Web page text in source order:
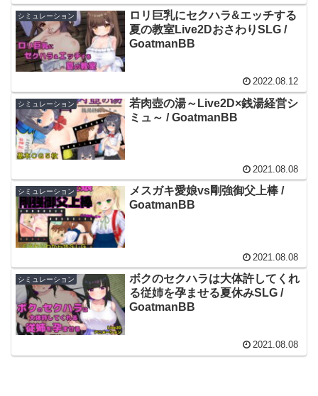
シミュレーション
ロリ巨乳にセクハラ&エッチする
夏の教室Live2DおさわりSLG /
GoatmanBB
2022.08.12
シミュレーション
若肉壺の湯～Live2D×銭湯経営シ
ミュ～ / GoatmanBB
2021.08.08
シミュレーション
メスガキ愛娘vs剛強御父上棒 /
GoatmanBB
2021.08.08
シミュレーション
ボクのセクハラは大体許してくれ
る従姉を孕ませる夏休みSLG /
GoatmanBB
2021.08.08